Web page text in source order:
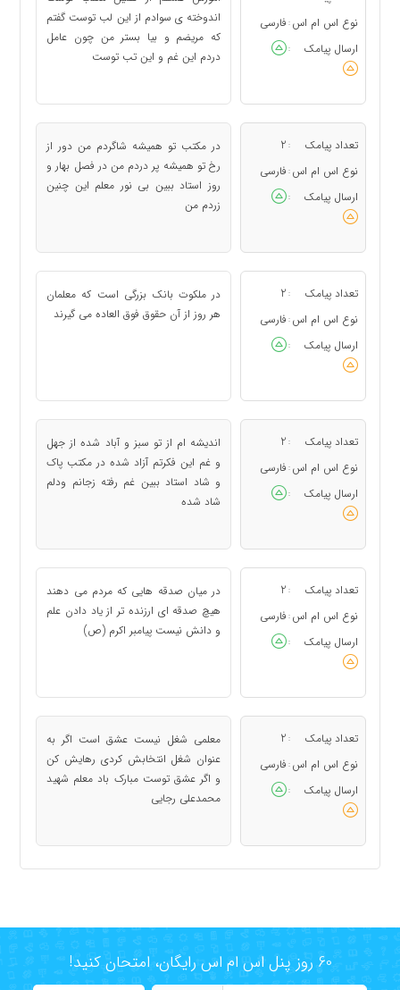
نوع اس ام اس : فارسی
ارسال پیامک
:
اندوخته ی سوادم از این لب توست گفتم
که مریضم و بیا بستر من چون عامل
دردم این غم و این تب توست
تعداد پیامک :
2
نوع اس ام اس : فارسی
ارسال پیامک
:
در مکتب تو همیشه شاگردم من دور از
رخ تو همیشه پر دردم من در فصل بهار و
روز استاد ببین بی نور معلم این چنین
زردم من
تعداد پیامک :
2
نوع اس ام اس : فارسی
ارسال پیامک
:
در ملکوت بانک بزرگی است که معلمان
هر روز از آن حقوق فوق العاده می گیرند
تعداد پیامک :
2
نوع اس ام اس : فارسی
ارسال پیامک
:
اندیشه ام از تو سبز و آباد شده از جهل
و غم این فکرتم آزاد شده در مکتب پاک
و شاد استاد ببین غم رفته زجانم ودلم
شاد شده
تعداد پیامک :
2
نوع اس ام اس : فارسی
ارسال پیامک
:
در میان صدقه هایی که مردم می دهند
هیچ صدقه ای ارزنده تر از یاد دادن علم
و دانش نیست پیامبر اکرم (ص)
تعداد پیامک :
2
نوع اس ام اس : فارسی
ارسال پیامک
:
معلمی شغل نیست عشق است اگر به
عنوان شغل انتخابش کردی رهایش کن
و اگر عشق توست مبارک باد معلم شهید
محمدعلی رجایی
60 روز پنل اس ام اس رایگان، امتحان کنید!